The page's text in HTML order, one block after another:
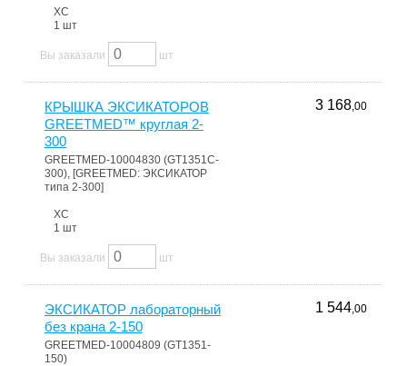
ХС
1 шт
Вы заказали шт
КРЫШКА ЭКСИКАТОРОВ
GREETMED™ круглая 2-
300
GREETMED-10004830 (GT1351C-
300), [GREETMED: ЭКСИКАТОР
типа 2-300]
ХС
1 шт
3 168,00
Вы заказали шт
ЭКСИКАТОР лабораторный
без крана 2-150
GREETMED-10004809 (GT1351-
150)
1 544,00